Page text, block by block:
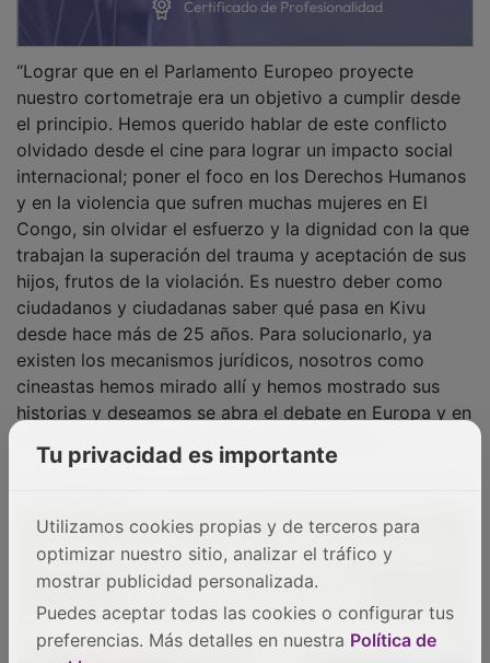
nuestro cortometraje era un objetivo a cumplir desde
el principio. Hemos querido hablar de este conflicto
olvidado desde el cine para lograr un impacto social
internacional; poner el foco en los Derechos Humanos
y en la violencia que sufren muchas mujeres en El
Congo, sin olvidar el esfuerzo y la dignidad con la que
trabajan la superación del trauma y aceptación de sus
hijos, frutos de la violación. Es nuestro deber como
ciudadanos y ciudadanas saber qué pasa en Kivu
desde hace más de 25 años. Para solucionarlo, ya
existen los mecanismos jurídicos, nosotros como
cineastas hemos mirado allí y hemos mostrado sus
historias y deseamos se abra el debate en Europa y en
el mundo hacia una posible solución”, añade.
PUBLICIDAD
Tu privacidad es importante
Utilizamos cookies propias y de terceros para
optimizar nuestro sitio, analizar el tráfico y
mostrar publicidad personalizada.
Puedes aceptar todas las cookies o configurar tus
preferencias. Más detalles en nuestra Política de